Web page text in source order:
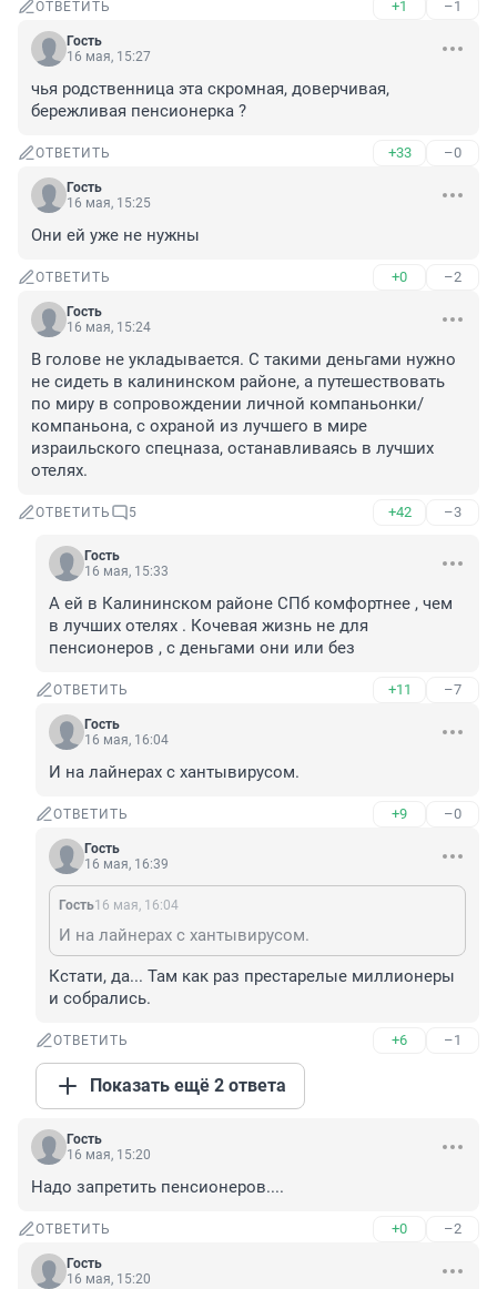
ОТВЕТИТЬ +1 –1
Гость
16 мая, 15:27
чья родственница эта скромная, доверчивая,
бережливая пенсионерка ?
ОТВЕТИТЬ +33 –0
Гость
16 мая, 15:25
Они ей уже не нужны
ОТВЕТИТЬ +0 –2
Гость
16 мая, 15:24
В голове не укладывается. С такими деньгами нужно
не сидеть в калининском районе, а путешествовать
по миру в сопровождении личной компаньонки/
компаньона, с охраной из лучшего в мире
израильского спецназа, останавливаясь в лучших
отелях.
ОТВЕТИТЬ 5 +42 –3
Гость
16 мая, 15:33
А ей в Калининском районе СПб комфортнее , чем
в лучших отелях . Кочевая жизнь не для
пенсионеров , с деньгами они или без
ОТВЕТИТЬ +11 –7
Гость
16 мая, 16:04
И на лайнерах с хантывирусом.
ОТВЕТИТЬ +9 –0
Гость
16 мая, 16:39
Гость16 мая, 16:04
И на лайнерах с хантывирусом.
Кстати, да... Там как раз престарелые миллионеры
и собрались.
ОТВЕТИТЬ +6 –1
Показать ещё 2 ответа
Гость
16 мая, 15:20
Надо запретить пенсионеров....
ОТВЕТИТЬ +0 –2
Гость
16 мая, 15:20